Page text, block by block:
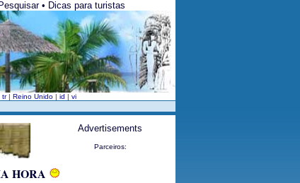
• Dicas para turistas
tr | Reino Unido | id | vi
Advertisements
Parceiros:
HORA